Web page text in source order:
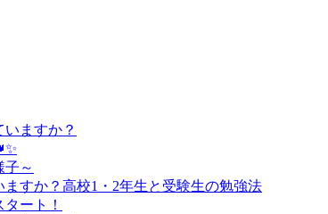
ますか？
子～
すか？高校1・2年生と受験生の勉強法
ート！